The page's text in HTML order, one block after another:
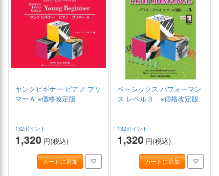
ヤングビギナー ピアノ プリ
マーＡ ※価格改定版
132ポイント
1,320 円(税込)
カートに追加
ベーシックス パフォーマン
ス レベル３ ※価格改定版
132ポイント
1,320 円(税込)
カートに追加